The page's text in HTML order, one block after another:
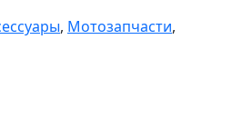
, Мотозапчасти,